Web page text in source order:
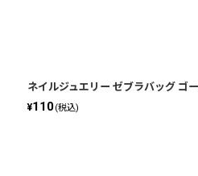
ネイルジュエリー ゼブラバッグ ゴ
¥110(税込)